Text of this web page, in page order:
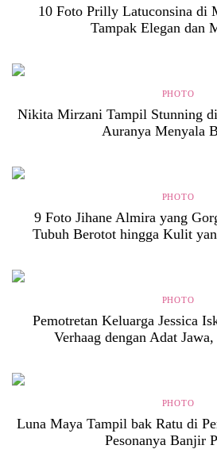
10 Foto Prilly Latuconsina di
Tampak Elegan dan
PHOTO
Nikita Mirzani Tampil Stunning
Auranya Menyala
PHOTO
9 Foto Jihane Almira yang
Tubuh Berotot hingga Kulit
PHOTO
Pemotretan Keluarga Jessica
Verhaag dengan Adat
PHOTO
Luna Maya Tampil bak Ratu di
Pesonanya Banjir